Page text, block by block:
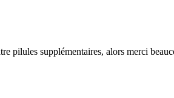
pilules supplémentaires, alors merci